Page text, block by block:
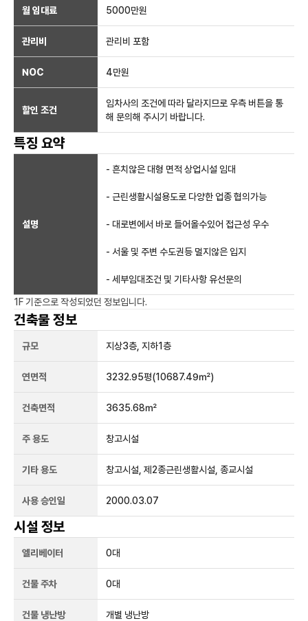
월 임대료 5000만원
관리비 관리비 포함
NOC 4만원
할인 조건
임차사의 조건에 따라 달라지므로 우측 버튼을 통
해 문의해 주시기 바랍니다.
특징 요약
설명
- 흔치않은 대형 면적 상업시설 임대
- 근린생활시설용도로 다양한 업종 협의가능
- 대로변에서 바로 들어올수있어 접근성 우수
- 서울 및 주변 수도권등 멀지않은 입지
- 세부임대조건 및 기타사항 유선문의
1F 기준으로 작성되었던 정보입니다.
건축물 정보
규모 지상3층, 지하1층
연면적 3232.95평(10687.49㎡)
건축면적 3635.68㎡
주 용도 창고시설
기타 용도 창고시설, 제2종근린생활시설, 종교시설
사용 승인일 2000.03.07
시설 정보
엘리베이터 0대
건물 주차 0대
건물 냉난방 개별 냉난방